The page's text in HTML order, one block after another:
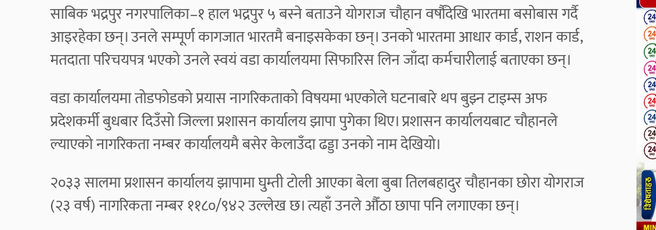
साबिक भद्रपुर नगरपालिका–१ हाल भद्रपुर ५ बस्ने बताउने योगराज चौहान वर्षौंदेखि भारतमा बसोबास गर्दै
आइरहेका छन्। उनले सम्पूर्ण कागजात भारतमै बनाइसकेका छन्। उनको भारतमा आधार कार्ड, राशन कार्ड,
मतदाता परिचयपत्र भएको उनले स्वयं वडा कार्यालयमा सिफारिस लिन जाँदा कर्मचारीलाई बताएका छन्।
वडा कार्यालयमा तोडफोडको प्रयास नागरिकताको विषयमा भएकोले घटनाबारे थप बुझ्न टाइम्स अफ
प्रदेशकर्मी बुधबार दिउँसो जिल्ला प्रशासन कार्यालय झापा पुगेका थिए। प्रशासन कार्यालयबाट चौहानले
ल्याएको नागरिकता नम्बर कार्यालयमै बसेर केलाउँदा ढड्डा उनको नाम देखियो।
२०३३ सालमा प्रशासन कार्यालय झापामा घुम्ती टोली आएका बेला बुबा तिलबहादुर चौहानका छोरा योगराज
(२३ वर्ष) नागरिकता नम्बर ११८०/९४२ उल्लेख छ। त्यहाँ उनले औँठा छापा पनि लगाएका छन्।